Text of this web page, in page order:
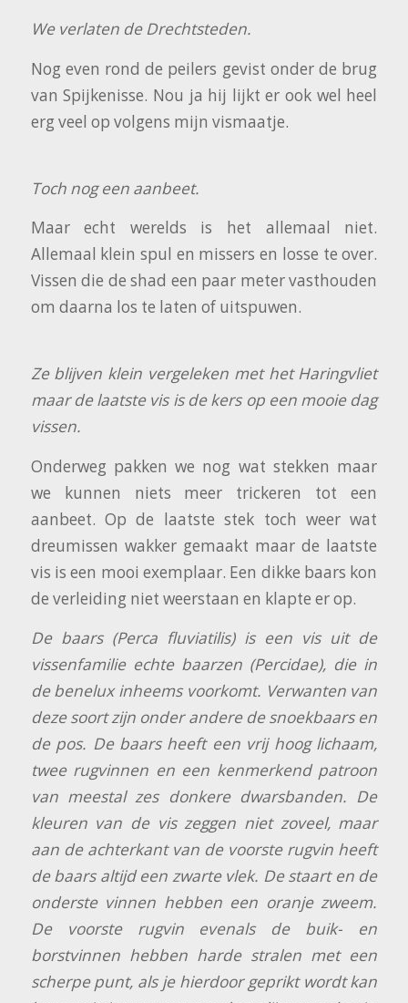
We verlaten de Drechtsteden.
Nog even rond de peilers gevist onder de brug
van Spijkenisse. Nou ja hij lijkt er ook wel heel
erg veel op volgens mijn vismaatje.
Toch nog een aanbeet.
Maar echt werelds is het allemaal niet.
Allemaal klein spul en missers en losse te over.
Vissen die de shad een paar meter vasthouden
om daarna los te laten of uitspuwen.
Ze blijven klein vergeleken met het Haringvliet
maar de laatste vis is de kers op een mooie dag
vissen.
Onderweg pakken we nog wat stekken maar
we kunnen niets meer trickeren tot een
aanbeet. Op de laatste stek toch weer wat
dreumissen wakker gemaakt maar de laatste
vis is een mooi exemplaar. Een dikke baars kon
de verleiding niet weerstaan en klapte er op.
De baars (Perca fluviatilis) is een vis uit de
vissenfamilie echte baarzen (Percidae), die in
de benelux inheems voorkomt. Verwanten van
deze soort zijn onder andere de snoekbaars en
de pos. De baars heeft een vrij hoog lichaam,
twee rugvinnen en een kenmerkend patroon
van meestal zes donkere dwarsbanden. De
kleuren van de vis zeggen niet zoveel, maar
aan de achterkant van de voorste rugvin heeft
de baars altijd een zwarte vlek. De staart en de
onderste vinnen hebben een oranje zweem.
De voorste rugvin evenals de buik- en
borstvinnen hebben harde stralen met een
scherpe punt, als je hierdoor geprikt wordt kan